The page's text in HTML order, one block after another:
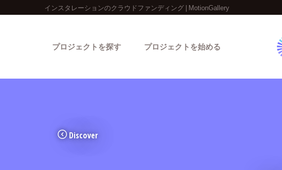
インスタレーションのクラウドファンディング | MotionGallery
プロジェクトを探す プロジェクトを始める
Discover